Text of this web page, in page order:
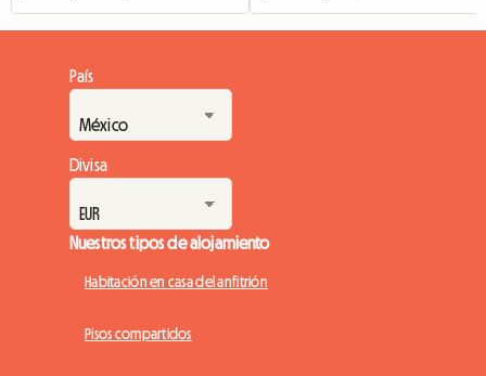
País
Divisa
Nuestros tipos de alojamiento
Habitación en casa del anfitrión
Pisos compartidos